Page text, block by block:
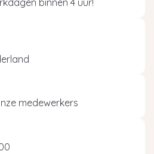
binnen 4 uur!
medewerkers